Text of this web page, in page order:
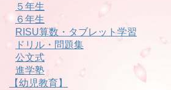
５年生
６年生
RISU算数・タブレット学習
ドリル・問題集
公文式
進学塾
【幼児教育】